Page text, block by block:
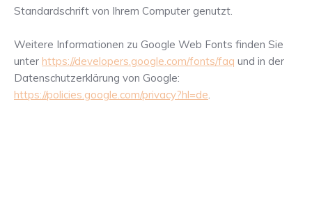
Standardschrift von Ihrem Computer genutzt.
Weitere Informationen zu Google Web Fonts finden Sie
unter https://developers.google.com/fonts/faq und in der
Datenschutzerklärung von Google:
https://policies.google.com/privacy?hl=de.